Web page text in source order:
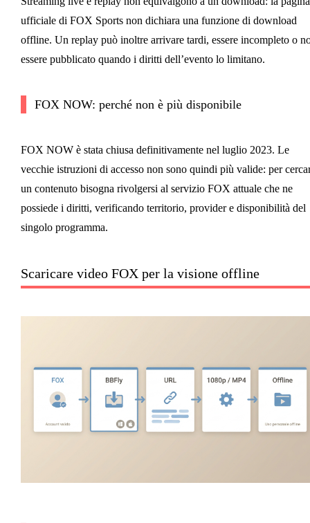
ufficiale di FOX Sports non dichiara una funzione di download
offline. Un replay può inoltre arrivare tardi, essere incompleto o
essere pubblicato quando i diritti dell’evento lo limitano.
FOX NOW: perché non è più disponibile
FOX NOW è stata chiusa definitivamente nel luglio 2023. Le
vecchie istruzioni di accesso non sono quindi più valide: per
un contenuto bisogna rivolgersi al servizio FOX attuale che ne
possiede i diritti, verificando territorio, provider e disponibilità del
singolo programma.
Scaricare video FOX per la visione offline